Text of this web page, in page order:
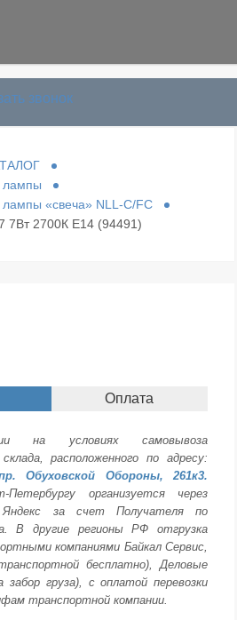
звонок
лампы
«свеча» NLL-C/FC
7Вт 2700К Е14 (94491)
Оплата
на условиях самовывоза
расположенного по адресу:
Обуховской Обороны, 261к3.
организуется через
Яндекс за счет Получателя по
В другие регионы РФ отгрузка
компаниями Байкал Сервис,
бесплатно), Деловые
груза), с оплатой перевозки
транспортной компании.